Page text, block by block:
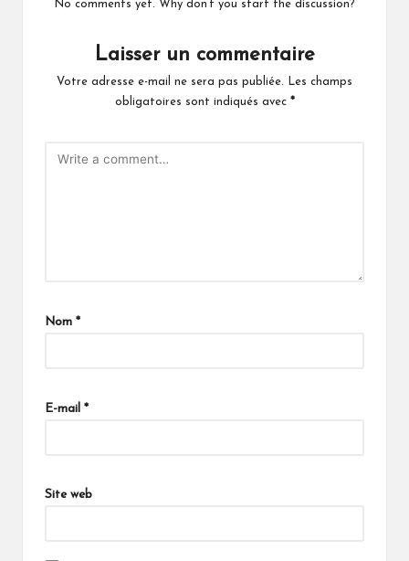
No comments yet. Why don’t you start the discussion?
Laisser un commentaire
Votre adresse e-mail ne sera pas publiée.
Les champs
obligatoires sont indiqués avec *
Nom *
E-mail *
Site web